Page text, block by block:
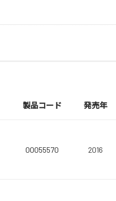
製品コード 発売年
00055570 2016